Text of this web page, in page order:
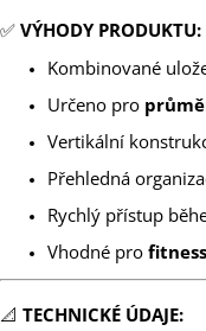
✅ VÝHODY PRODUKTU:
Kombinované
Určeno pro
Vertikální
Přehledná
Rychlý přístup
Vhodné pro
📐 TECHNICKÉ ÚDAJE: